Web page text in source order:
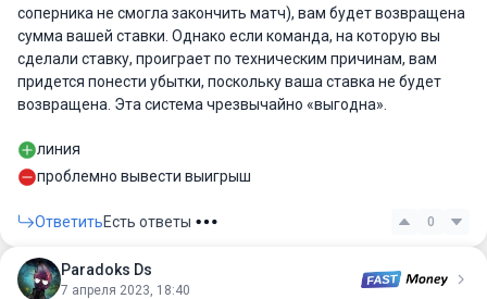
соперника не смогла закончить матч), вам будет возвращена
сумма вашей ставки. Однако если команда, на которую вы
сделали ставку, проиграет по техническим причинам, вам
придется понести убытки, поскольку ваша ставка не будет
возвращена. Эта система чрезвычайно «выгодна».
линия
проблемно вывести выигрыш
ОтветитьЕсть ответы 0
Paradoks Ds
7 апреля 2023, 18:40